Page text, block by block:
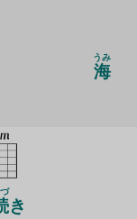
海
うみ
き